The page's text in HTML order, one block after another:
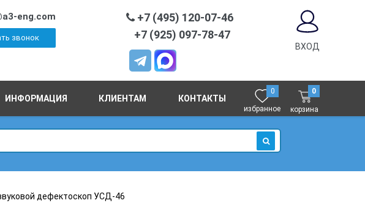
eng.com
звонок
+7 (495) 120-07-46
+7 (925) 097-78-47
ВХОД
ИНФОРМАЦИЯ КЛИЕНТАМ КОНТАКТЫ
0
избранное
0
корзина
ИСКАТЬ
дефектоскоп УСД-46